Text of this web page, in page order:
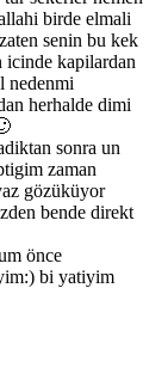
birde elmali
senin bu kek
icinde kapilardan
nedenmi
herhalde dimi
sonra un
zaman
gözüküyor
bende direkt
önce
bi yatiyim